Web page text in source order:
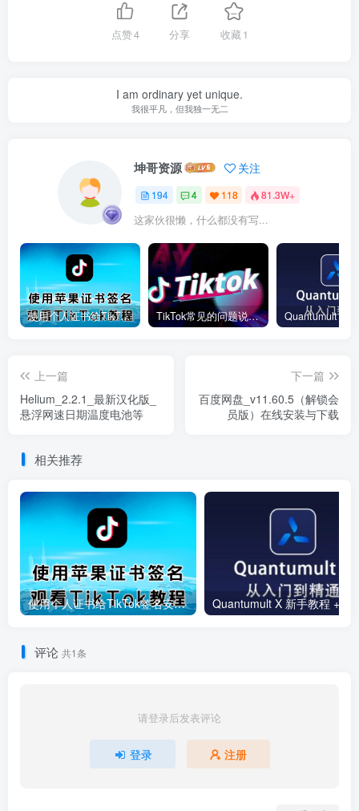
点赞4 分享 收藏 1
I am ordinary yet unique.
我很平凡，但我独一无二
坤哥资源 关注
194 4 118 81.3W+
这家伙很懒，什么都没有写...
使用个人证书给TikTok签名安装(视频) TikTok常见的问题说明和解决方法
上一篇
Helium_2.2.1_最新汉化版_
悬浮网速日期温度电池等
下一篇
百度网盘_v11.60.5（解锁会
员版）在线安装与下载
相关推荐
使用个人证书给TikTok签名安装(视频)
评论 共1条
请登录后发表评论
登录 注册